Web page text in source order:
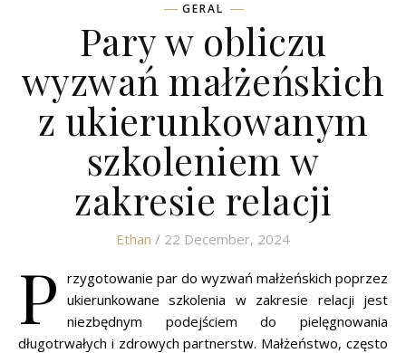
GERAL
Pary w obliczu
wyzwań małżeńskich
z ukierunkowanym
szkoleniem w
zakresie relacji
Ethan / 22 December, 2024
P rzygotowanie par do wyzwań małżeńskich poprzez
ukierunkowane szkolenia w zakresie relacji jest
niezbędnym podejściem do pielęgnowania
długotrwałych i zdrowych partnerstw. Małżeństwo, często